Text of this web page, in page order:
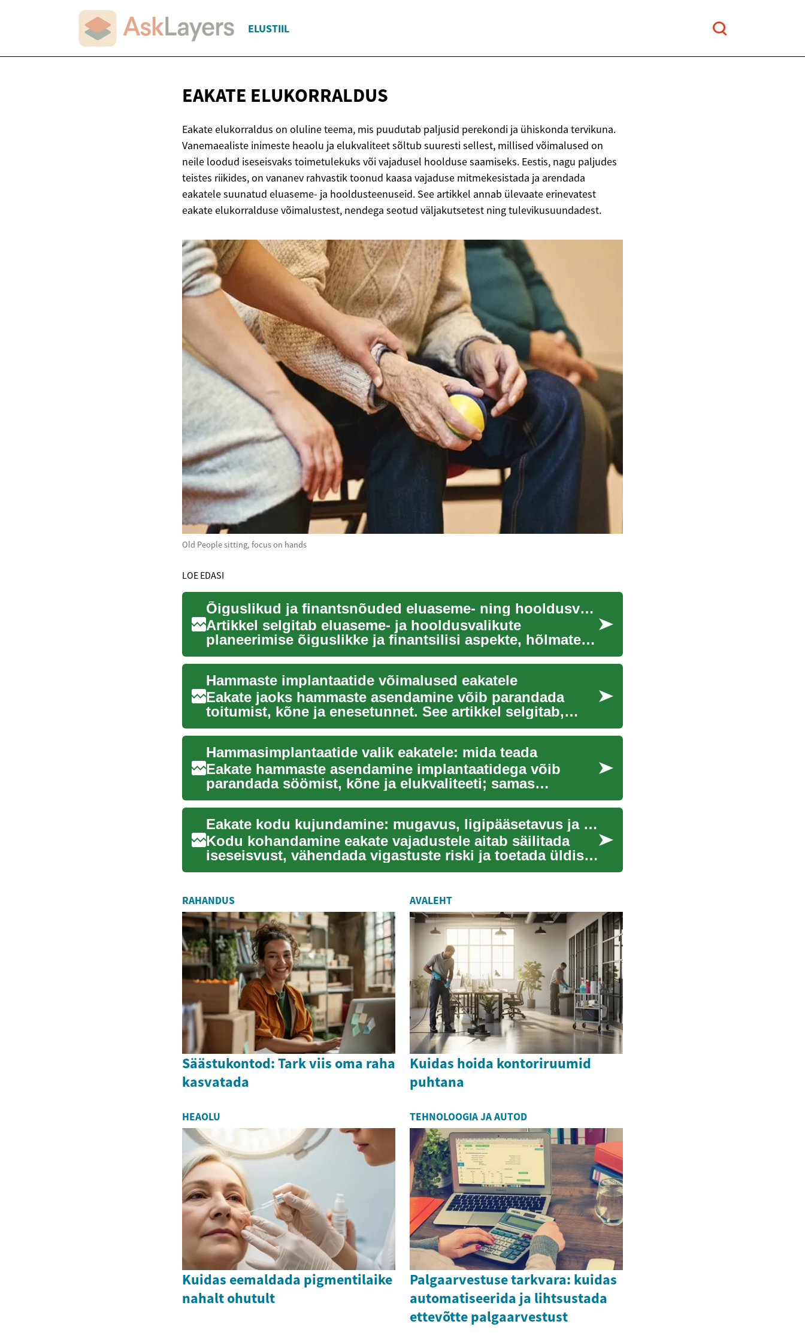
ELUSTIIL
EAKATE ELUKORRALDUS
Eakate elukorraldus on oluline teema, mis puudutab paljusid perekondi ja ühiskonda tervikuna.
Vanemaealiste inimeste heaolu ja elukvaliteet sõltub suuresti sellest, millised võimalused on
neile loodud iseseisvaks toimetulekuks või vajadusel hoolduse saamiseks. Eestis, nagu paljudes
teistes riikides, on vananev rahvastik toonud kaasa vajaduse mitmekesistada ja arendada
eakatele suunatud eluaseme- ja hooldusteenuseid. See artikkel annab ülevaate erinevatest
eakate elukorralduse võimalustest, nendega seotud väljakutsetest ning tulevikusuundadest.
Old People sitting, focus on hands
LOE EDASI
Õiguslikud ja finantsnõuded eluaseme- ning hooldusvalikute planeerimisel
Artikkel selgitab eluaseme- ja hooldusvalikute
planeerimise õiguslikke ja finantsilisi aspekte, hõlmates
rahastamist,...
Hammaste implantaatide võimalused eakatele
Eakate jaoks hammaste asendamine võib parandada
toitumist, kõne ja enesetunnet. See artikkel selgitab,
kuidas dental ...
Hammasimplantaatide valik eakatele: mida teada
Eakate hammaste asendamine implantaatidega võib
parandada söömist, kõne ja elukvaliteeti; samas
kaasnevad protseduuri...
Eakate kodu kujundamine: mugavus, ligipääsetavus ja ohutus
Kodu kohandamine eakate vajadustele aitab säilitada
iseseisvust, vähendada vigastuste riski ja toetada üldist
heaolu....
RAHANDUS
Säästukontod: Tark viis oma raha
kasvatada
AVALEHT
Kuidas hoida kontoriruumid
puhtana
HEAOLU
Kuidas eemaldada pigmentilaike
nahalt ohutult
TEHNOLOOGIA JA AUTOD
Palgaarvestuse tarkvara: kuidas
automatiseerida ja lihtsustada
ettevõtte palgaarvestust